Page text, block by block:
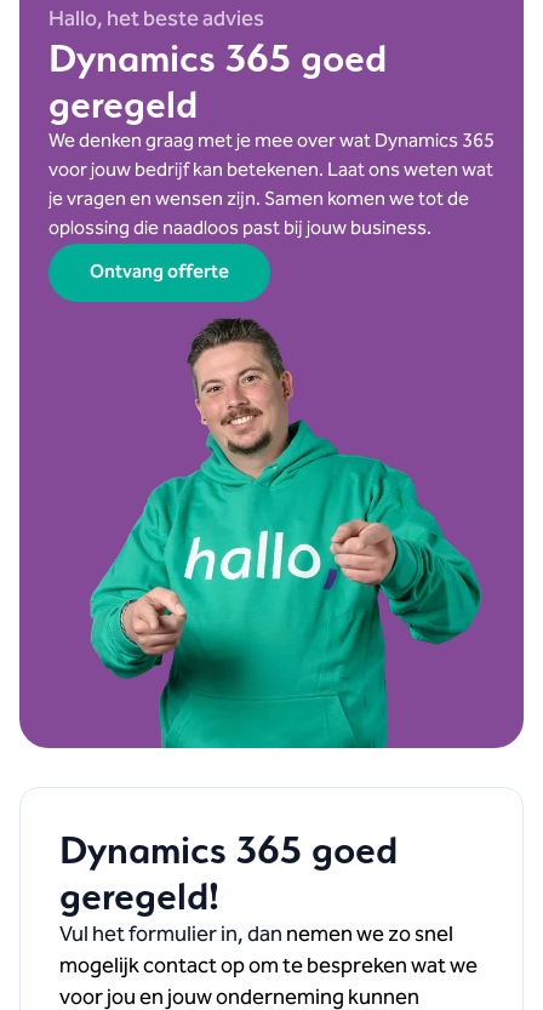
Hallo, het beste advies
Dynamics 365 goed
geregeld
We denken graag met je mee over wat Dynamics 365
voor jouw bedrijf kan betekenen. Laat ons weten wat
je vragen en wensen zijn. Samen komen we tot de
oplossing die naadloos past bij jouw business.
Ontvang offerte
Dynamics 365 goed
geregeld!
Vul het formulier in, dannemen we zo snel
mogelijk contact op om te bespreken wat we
voor jou en jouw onderneming kunnen